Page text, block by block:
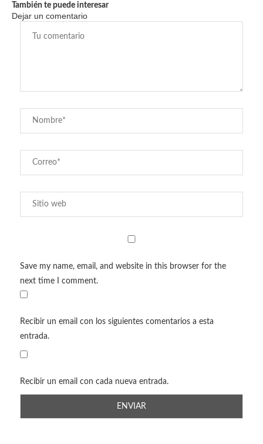
También te puede interesar
Dejar un comentario
Save my name, email, and website in this browser for the
next time I comment.
Recibir un email con los siguientes comentarios a esta
entrada.
Recibir un email con cada nueva entrada.